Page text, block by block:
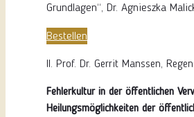
Grundlagen“, Dr. Agnieszka
Bestellen
II. Prof. Dr. Gerrit Manssen,
Fehlerkultur in der öffentlichen
Heilungsmöglichkeitender